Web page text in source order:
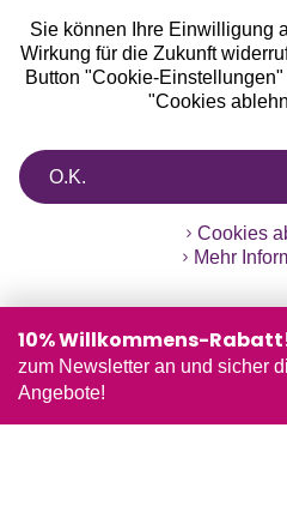
Sie können Ihre Einwilligung
Wirkung für die Zukunft
Button "Cookie-
"Cookies
O.K.
Cookies
Mehr
10% Willkommens-
zum Newsletter an und sicher
Angebote!